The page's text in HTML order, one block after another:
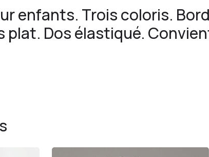
enfants. Trois coloris. Bord
plat. Dos élastiqué.